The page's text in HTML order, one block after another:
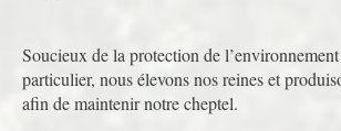
Soucieux de la protection de
particulier, nous élevons nos reines et
afin de maintenir notre cheptel.